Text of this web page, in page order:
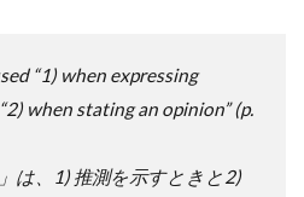
“1) when expressing
when stating an opinion” (p.
は、1) 推測を示すときと2)